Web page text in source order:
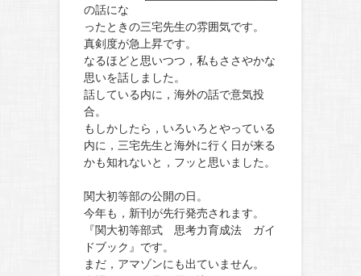
の話にな
ったときの三宅先生の雰囲気です。
真剣度が急上昇です。
なるほどと思いつつ，私もささやかな
思いを話しました。
話している内に，海外の話で意気投
合。
もしかしたら，いろいろとやっている
内に，三宅先生と海外に行く日が来る
かも知れないと，フッと思いました。
関大初等部の公開の日。
今年も，新刊が先行発売されます。
『関大初等部式 思考力育成法 ガイ
ドブック』です。
まだ，アマゾンにも出ていません。